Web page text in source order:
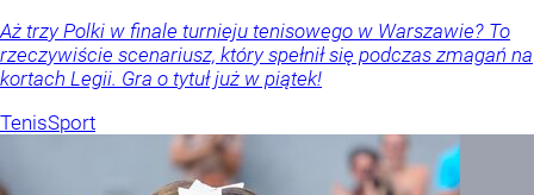
Aż trzy Polki w finale turnieju tenisowego w Warszawie? To
rzeczywiście scenariusz, który spełnił się podczas zmagań na
kortach Legii. Gra o tytuł już w piątek!
TenisSport